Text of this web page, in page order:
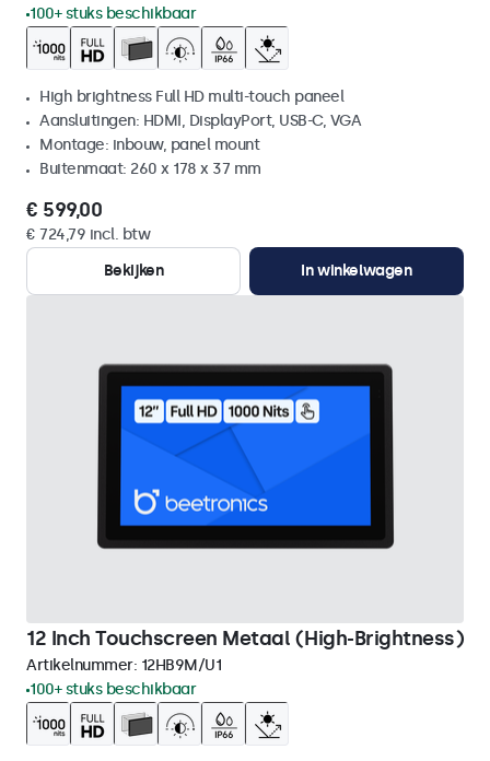
100+ stuks beschikbaar
High brightness Full HD multi-touch paneel
Aansluitingen: HDMI, DisplayPort, USB-C, VGA
Montage: inbouw, panel mount
Buitenmaat: 260 x 178 x 37 mm
€ 599,00
€ 724,79 incl. btw
Bekijken
In winkelwagen
12 Inch Touchscreen Metaal (High-Brightness)
Artikelnummer: 12HB9M/U1
100+ stuks beschikbaar